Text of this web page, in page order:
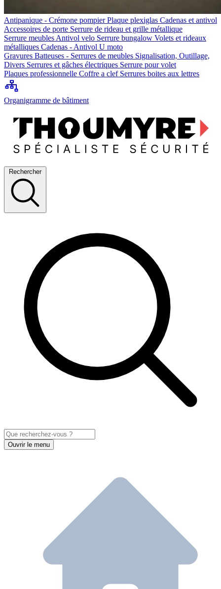
Antipanique - Crémone pompierPlaque plexiglas Cadenas et antivol
Accessoires de porte Serrure de rideau et grille métallique
Serrure meubles Antivol velo Serrure bungalow Volets et rideaux
métalliques Cadenas - Antivol U moto
Gravures Batteuses - Serrures de meubles Signalisation, Outillage,
Divers Serrures et gâches électriques Serrure pour volet
Plaques professionnelle Coffre a clef Serrures boites aux lettres
Organigramme de bâtiment
Rechercher
Ouvrir le menu